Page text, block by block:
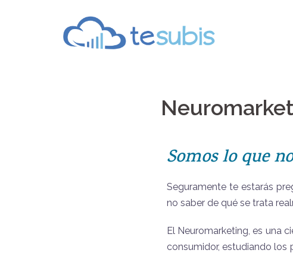
Somos lo que
Seguramente te estarás
no saber de qué se trata
El Neuromarketing, es una
consumidor, estudiando